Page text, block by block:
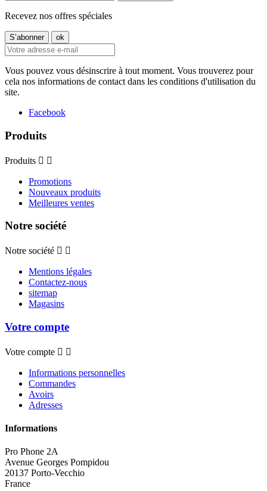
Recevez nos offres spéciales
Vous pouvez vous désinscrire à tout moment. Vous trouverez pour
cela nos informations de contact dans les conditions d'utilisation du
site.
Facebook
Produits
Produits  
Promotions
Nouveaux produits
Meilleures ventes
Notre société
Notre société  
Mentions légales
Contactez-nous
sitemap
Magasins
Votre compte
Votre compte  
Informations personnelles
Commandes
Avoirs
Adresses
Informations
Pro Phone 2A
Avenue Georges Pompidou
20137 Porto-Vecchio
France